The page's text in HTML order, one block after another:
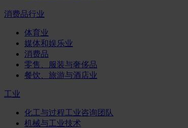
消费品行业
体育业
媒体和娱乐业
消费品
零售、服装与奢侈品
餐饮、旅游与酒店业
工业
化工与过程工业咨询团队
机械与工业技术